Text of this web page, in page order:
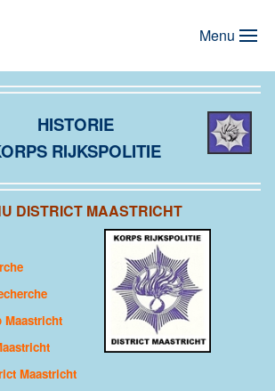
Menu
HISTORIE
RIJKSPOLITIE
DISTRICT MAASTRICHT
Maastricht
Maastricht